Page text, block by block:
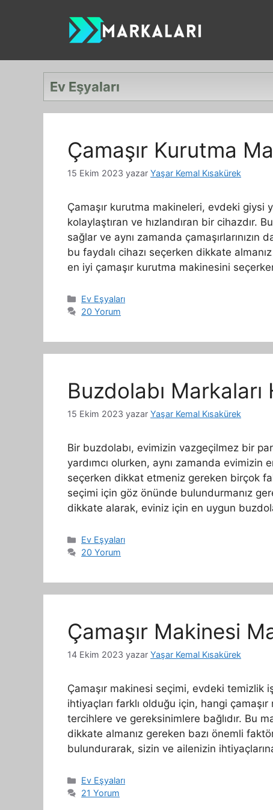
Ev Eşyaları
Çamaşır Kurutma
15 Ekim 2023 yazar Yaşar Kemal Kısakürek
Çamaşır kurutma makineleri, evdeki giysi
kolaylaştıran ve hızlandıran bir cihazdır.
sağlar ve aynı zamanda çamaşırlarınızın
bu faydalı cihazı seçerken dikkate
en iyi çamaşır kurutma makinesini
Kategoriler
Ev Eşyaları
20 Yorum
Buzdolabı Markaları
15 Ekim 2023 yazar Yaşar Kemal Kısakürek
Bir buzdolabı, evimizin vazgeçilmez bir
yardımcı olurken, aynı zamanda evimizin
seçerken dikkat etmeniz gereken birçok
seçimi için göz önünde bulundurmanız
dikkate alarak, eviniz için en uygun
Kategoriler
Ev Eşyaları
20 Yorum
Çamaşır Makinesi
14 Ekim 2023 yazar Yaşar Kemal Kısakürek
Çamaşır makinesi seçimi, evdeki temizlik
ihtiyaçları farklı olduğu için, hangi
tercihlere ve gereksinimlere bağlıdır. Bu
dikkate almanız gereken bazı önemli
bulundurarak, sizin ve ailenizin
Kategoriler
Ev Eşyaları
21 Yorum